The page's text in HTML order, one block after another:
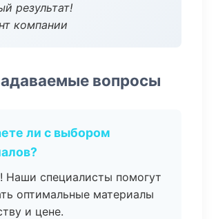
результат!
компании
вопросы
ли с выбором
Наши специалисты помогут
оптимальные материалы
и цене.